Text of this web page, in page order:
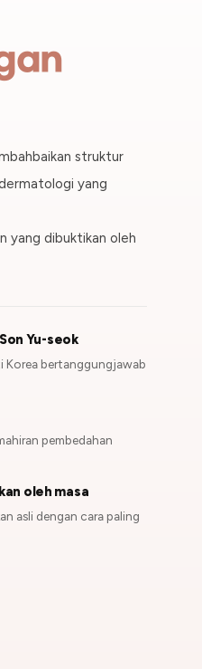
struktur
yang
yang dibuktikan oleh
Yu-seok
Korea bertanggungjawab
pembedahan
oleh masa
asli dengan cara paling